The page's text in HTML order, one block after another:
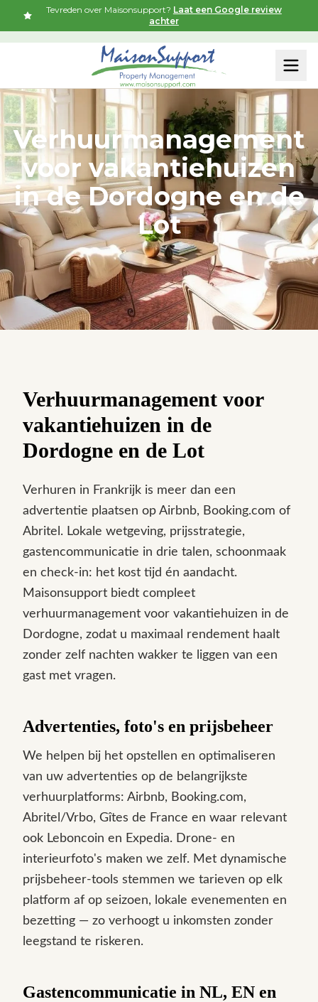
Tevreden over Maisonsupport? Laat een Google review
achter
Verhuurmanagement
voor vakantiehuizen
in de Dordogne en de
Lot
Verhuurmanagement voor
vakantiehuizen in de
Dordogne en de Lot
Verhuren in Frankrijk is meer dan een
advertentie plaatsen op Airbnb, Booking.com of
Abritel. Lokale wetgeving, prijsstrategie,
gastencommunicatie in drie talen, schoonmaak
en check-in: het kost tijd én aandacht.
Maisonsupport biedt compleet
verhuurmanagement voor vakantiehuizen in de
Dordogne, zodat u maximaal rendement haalt
zonder zelf nachten wakker te liggen van een
gast met vragen.
Advertenties, foto's en prijsbeheer
We helpen bij het opstellen en optimaliseren
van uw advertenties op de belangrijkste
verhuurplatforms: Airbnb, Booking.com,
Abritel/Vrbo, Gîtes de France en waar relevant
ook Leboncoin en Expedia. Drone- en
interieurfoto's maken we zelf. Met dynamische
prijsbeheer-tools stemmen we tarieven op elk
platform af op seizoen, lokale evenementen en
bezetting — zo verhoogt u inkomsten zonder
leegstand te riskeren.
Gastencommunicatie in NL, EN en